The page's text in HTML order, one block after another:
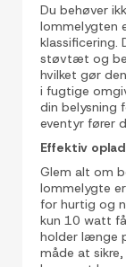
Du behøver
lommelygten
støvtæt og
hvilket gør
i fugtige
din belysning
eventyr fører
Effektiv
Glem alt om
lommelygte
for hurtig og
kun 10 watt
holder længe
måde at